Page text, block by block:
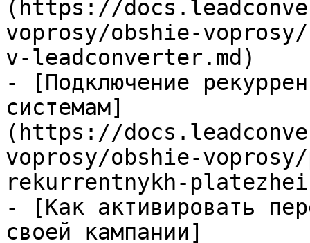
(https://
voprosy/obshie-
v-leadconverter.md)
- [Подключение
системам]
(https://
voprosy/obshie-
rekurrentnykh-
- [Как активировать
своей кампании]